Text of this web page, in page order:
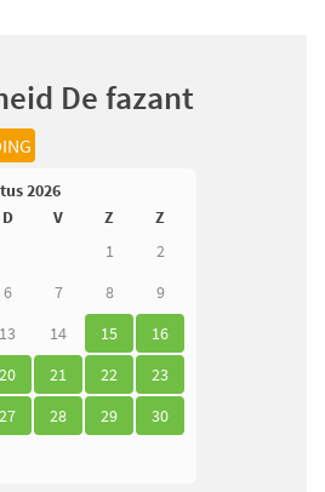
De fazant
2026
D V Z
Z
1
2
6 7 8
9
13 14 15
16
20 21 22
23
27 28 29
30